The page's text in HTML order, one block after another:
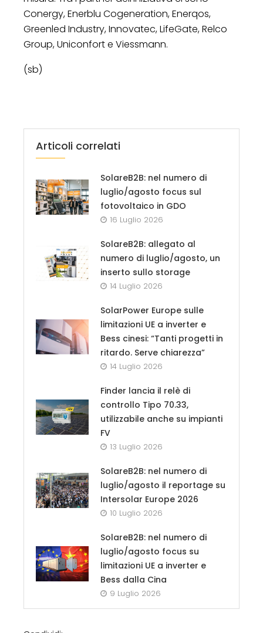
Conergy, Enerblu Cogeneration, Enerqos,
Greenled Industry, Innovatec, LifeGate, Relco
Group, Uniconfort e Viessmann.
(sb)
Articoli correlati
SolareB2B: nel numero di
luglio/agosto focus sul
fotovoltaico in GDO
16 Luglio 2026
SolareB2B: allegato al
numero di luglio/agosto, un
inserto sullo storage
14 Luglio 2026
SolarPower Europe sulle
limitazioni UE a inverter e
Bess cinesi: “Tanti progetti in
ritardo. Serve chiarezza”
14 Luglio 2026
Finder lancia il relè di
controllo Tipo 70.33,
utilizzabile anche su impianti
FV
13 Luglio 2026
SolareB2B: nel numero di
luglio/agosto il reportage su
Intersolar Europe 2026
10 Luglio 2026
SolareB2B: nel numero di
luglio/agosto focus su
limitazioni UE a inverter e
Bess dalla Cina
9 Luglio 2026